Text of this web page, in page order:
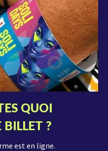
QUOI
BILLET ?
est en ligne.